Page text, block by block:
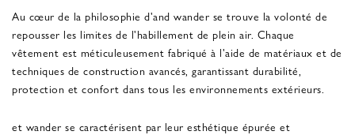
Au cœur de la philosophie d'and wander se trouve la volonté de
repousser les limites de l'habillement de plein air. Chaque
vêtement est méticuleusement fabriqué à l'aide de matériaux et de
techniques de construction avancés, garantissant durabilité,
protection et confort dans tous les environnements extérieurs.
et wander se caractérisent par leur esthétique épurée et